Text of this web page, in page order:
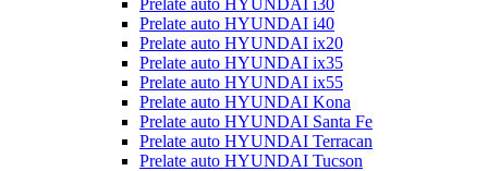
Prelate auto HYUNDAI i30
Prelate auto HYUNDAI i40
Prelate auto HYUNDAI ix20
Prelate auto HYUNDAI ix35
Prelate auto HYUNDAI ix55
Prelate auto HYUNDAI Kona
Prelate auto HYUNDAI Santa Fe
Prelate auto HYUNDAI Terracan
Prelate auto HYUNDAI Tucson